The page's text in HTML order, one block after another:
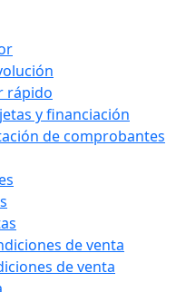
rápido
y financiación
de comprobantes
de venta
de venta